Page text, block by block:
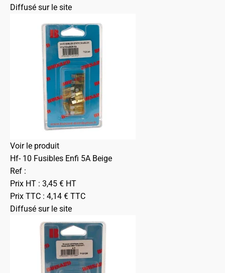
Diffusé sur le site
Voir le produit
Hf- 10 Fusibles Enfi 5A Beige
Ref :
Prix HT : 3,45 € HT
Prix TTC : 4,14 € TTC
Diffusé sur le site